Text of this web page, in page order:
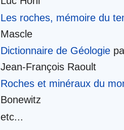
Les roches, mémoire du
Mascle
Dictionnaire de Géologie
Jean-François Raoult
Roches et minéraux du
Bonewitz
etc...